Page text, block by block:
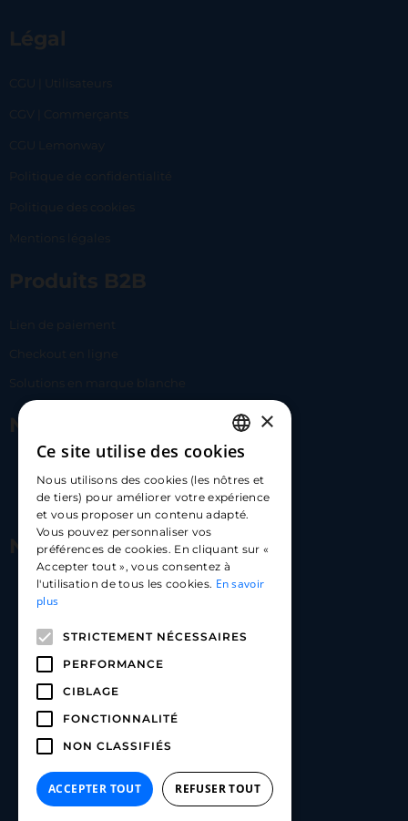
Légal
CGU | Utilisateurs
CGV | Commerçants
CGU Lemonway
Politique de confidentialité
Politique des cookies
Mentions légales
Produits B2B
Lien de paiement
Checkout en ligne
Solutions en marque blanche
Nous contacter
hello@carloapp.com
Nous suivre
Carlo App | Instagram
Carlo App | Linkedin
FRENCH
ENGLISH
SPANISH
×
Ce site utilise des cookies
Nous utilisons des cookies (les nôtres et
de tiers) pour améliorer votre expérience
et vous proposer un contenu adapté.
Vous pouvez personnaliser vos
préférences de cookies. En cliquant sur «
Accepter tout », vous consentez à
l'utilisation de tous les cookies. En savoir
plus
STRICTEMENT NÉCESSAIRES
PERFORMANCE
CIBLAGE
FONCTIONNALITÉ
NON CLASSIFIÉS
ACCEPTER TOUT REFUSER TOUT